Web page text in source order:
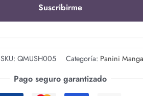
SKU:QMUSH005 Categoría: Panini Manga
Pago seguro garantizado